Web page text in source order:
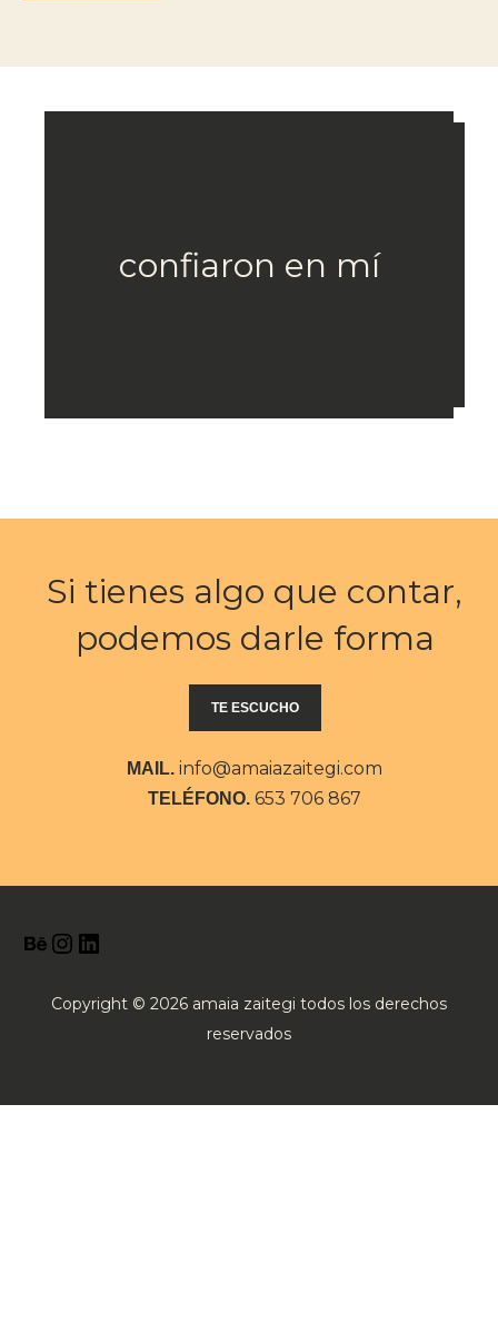
confiaron en mí
Si tienes algo que contar,
podemos darle forma
TE ESCUCHO
MAIL. info@amaiazaitegi.com
TELÉFONO. 653 706 867
Copyright © 2026 amaia zaitegi todos los derechos
reservados